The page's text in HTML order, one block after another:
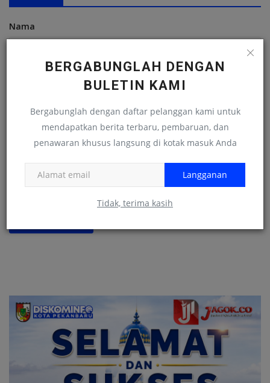
BERGABUNGLAH DENGAN
BULETIN KAMI
Bergabunglah dengan daftar pelanggan kami untuk
mendapatkan berita terbaru, pembaruan, dan
penawaran khusus langsung di kotak masuk Anda
Langganan
Tidak, terima kasih
Nama
Komentar